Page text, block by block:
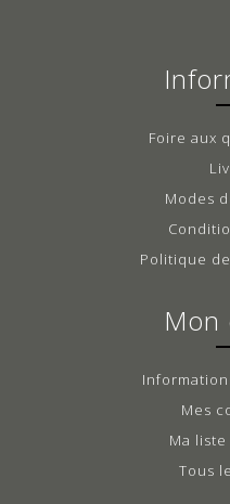
Foire aux
Modes
Politique
Mon
Mes
Ma
Tous